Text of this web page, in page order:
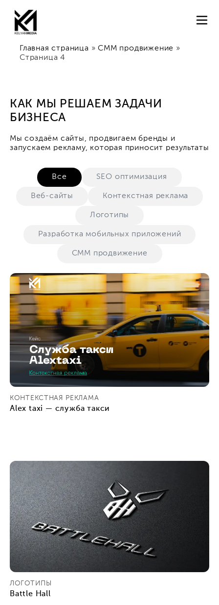
Главная страница »СММ продвижение »
Страница 4
КАК МЫ РЕШАЕМ ЗАДАЧИ
БИЗНЕСА
Мы создаём сайты, продвигаем бренды и
запускаем рекламу, которая приносит результаты
SEO оптимизация
Веб-сайты Контекстная реклама
Логотипы
Разработка мобильных приложений
СММ продвижение
Все
КОНТЕКСТНАЯ РЕКЛАМА
Alex taxi — служба такси
ЛОГОТИПЫ
Battle Hall